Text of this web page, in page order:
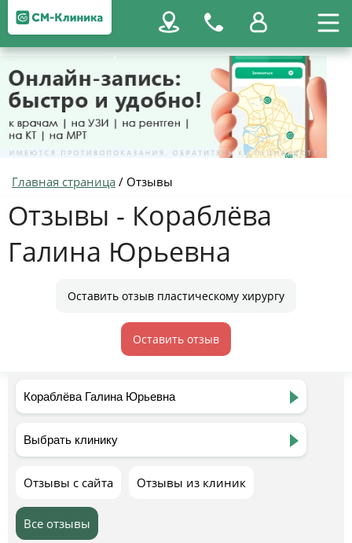
Главная страница / Отзывы
Отзывы - Кораблёва
Галина Юрьевна
Оставить отзыв пластическому хирургу
Оставить отзыв
Отзывы с сайта Отзывы из клиник
Все отзывы